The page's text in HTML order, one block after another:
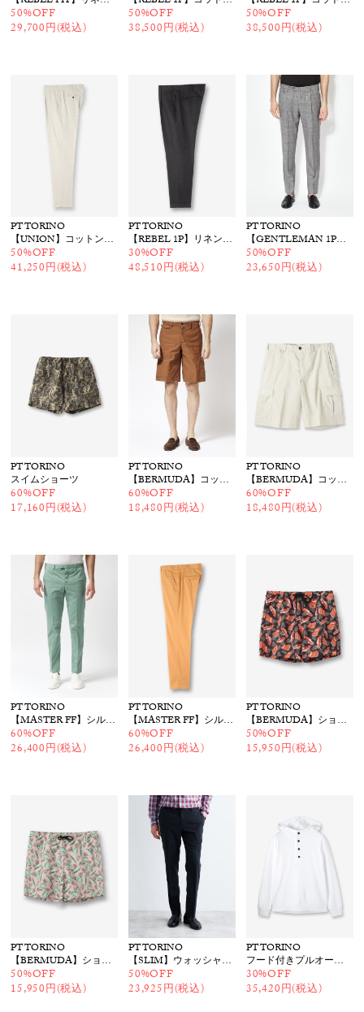
50%OFF
29,700円(税込)
50%OFF
38,500円(税込)
50%OFF
38,500円(税込)
PT TORINO
【UNION】コットンリネン チェックパンツ
50%OFF
41,250円(税込)
PT TORINO
【REBEL 1P】リネンブレンドパンツ
30%OFF
48,510円(税込)
PT TORINO
【GENTLEMAN 1P】ウールチェックテーパードパンツ
50%OFF
23,650円(税込)
PT TORINO
スイムショーツ
60%OFF
17,160円(税込)
PT TORINO
【BERMUDA】コットンリネンカーゴショーツ
60%OFF
18,480円(税込)
PT TORINO
【BERMUDA】コットンリネンカーゴショーツ
60%OFF
18,480円(税込)
PT TORINO
【MASTER FF】シルク混チノパンツ
60%OFF
26,400円(税込)
PT TORINO
【MASTER FF】シルク混チノパンツ
60%OFF
26,400円(税込)
PT TORINO
【BERMUDA】ショートパンツ
50%OFF
15,950円(税込)
PT TORINO
【BERMUDA】ショートパンツ
50%OFF
15,950円(税込)
PT TORINO
【SLIM】ウォッシャブルウールパンツ
50%OFF
23,925円(税込)
PT TORINO
フード付きプルオーバー
30%OFF
35,420円(税込)